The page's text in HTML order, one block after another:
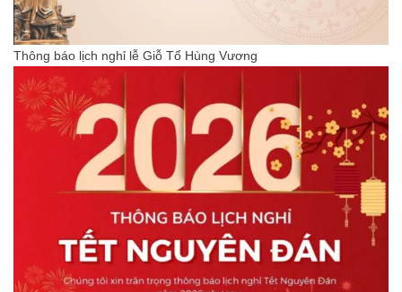
Thông báo lịch nghỉ lễ Giỗ Tổ Hùng Vương